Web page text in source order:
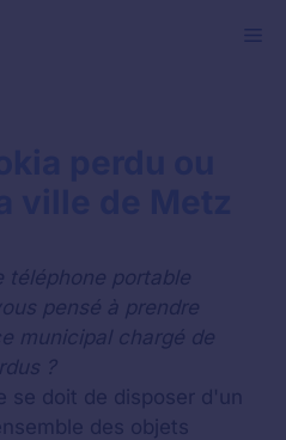
téléphone portable
pensé à prendre
municipal chargé de
?
se doit de disposer d'un
des objets